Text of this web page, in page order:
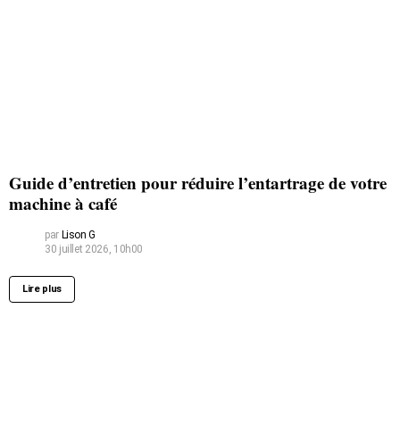
Guide d’entretien pour réduire l’entartrage de votre
machine à café
par Lison G
30 juillet 2026, 10h00
Lire plus